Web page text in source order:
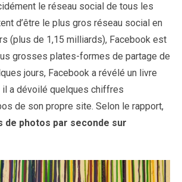
le réseau social de tous les
d’être le plus gros réseau social en
(plus de 1,15 milliards), Facebook est
grosses plates-formes de partage de
jours, Facebook a révélé un livre
il a dévoilé quelques chiffres
de son propre site. Selon le rapport,
de photos par seconde sur